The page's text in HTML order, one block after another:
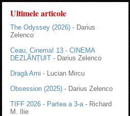
Ultimele articole
The Odyssey (2026) - Darius
Zelenco
Ceau, Cinema! 13 - CINEMA
DEZLĂNȚUIT - Darius Zelenco
Dragă Ami - Lucian Mircu
Obsession (2025) - Darius Zelenco
TIFF 2026 - Partea a 3-a - Richard
M. Ilie